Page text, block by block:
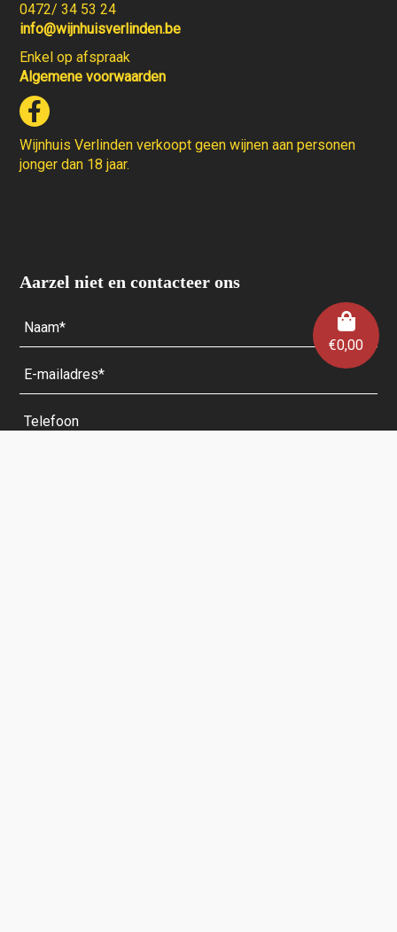
€0,00
0472/ 34 53 24
info@wijnhuisverlinden.be
Enkel op afspraak
Algemene voorwaarden
Wijnhuis Verlinden verkoopt geen wijnen aan personen
jonger dan 18 jaar.
Aarzel niet en contacteer ons